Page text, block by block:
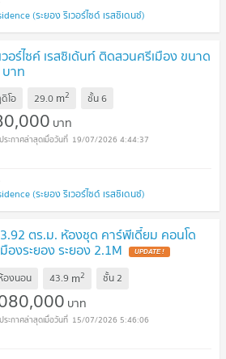
(ระยอง ริเวอร์ไซด์ เรสซิเดนซ์)
อร์ไซค์ เรสซิเด้นท์ ติดสวนศรีเมือง ขนาด
าท
โอ 29.0 m2 ชั้น6
บาท
19/07/2026 4:44:37
(ระยอง ริเวอร์ไซด์ เรสซิเดนซ์)
ตร.ม. ห้องชุด คาร์พีเดี้ยม คอนโด
งระยอง ระยอง 2.1M
องนอน 43.9 m2 ชั้น2
บาท
15/07/2026 5:46:06